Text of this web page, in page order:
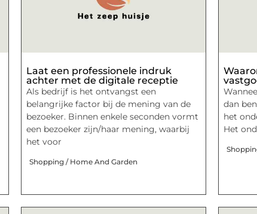
Laat een professionele indruk
achter met de digitale receptie
Als bedrijf is het ontvangst een
belangrijke factor bij de mening van de
bezoeker. Binnen enkele seconden vormt
een bezoeker zijn/haar mening, waarbij
het voor
Shopping / Home And Garden
dan
het
Het